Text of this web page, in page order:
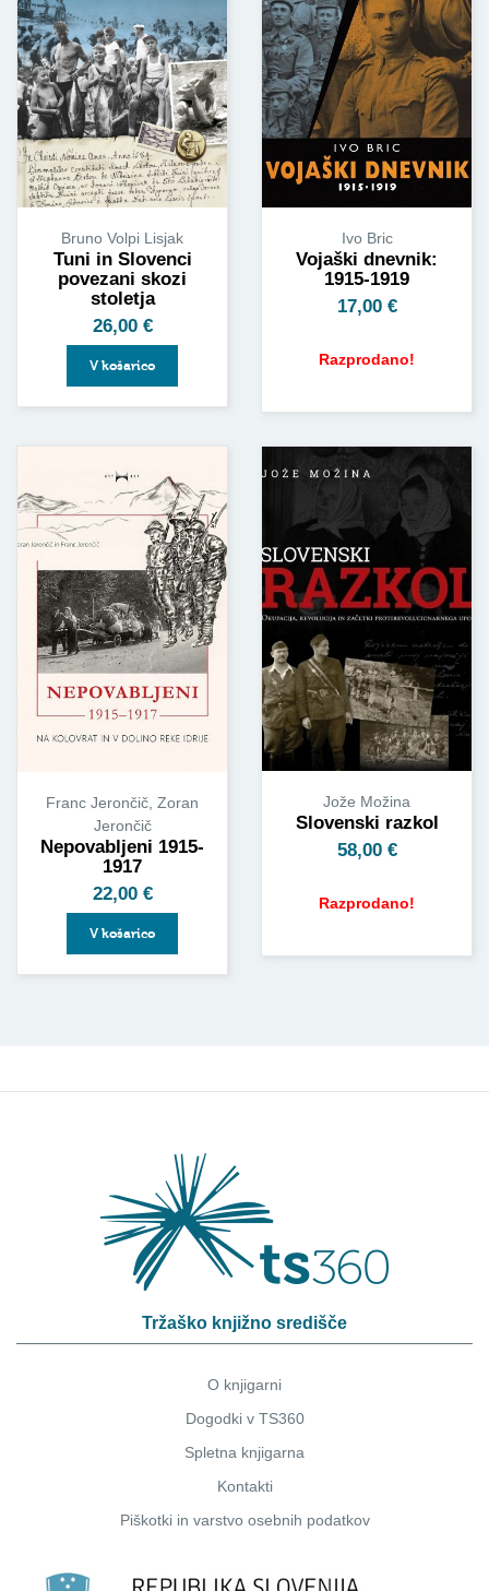
Bruno Volpi Lisjak
Tuni in Slovenci
povezani skozi
stoletja
26,00 €
V košarico
Ivo Bric
Vojaški dnevnik:
1915-1919
17,00 €
Razprodano!
Franc Jerončič, Zoran
Jerončič
Nepovabljeni 1915-
1917
22,00 €
V košarico
Jože Možina
Slovenski razkol
58,00 €
Razprodano!
Tržaško knjižno središče
O knjigarni
Dogodki v TS360
Spletna knjigarna
Kontakti
Piškotkiin varstvo osebnih podatkov